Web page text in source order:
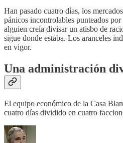
Han pasado cuatro días, los
pánicos incontrolables punteados
alguien creía divisar un atisbo de
sigue donde estaba. Los aranceles
en vigor.
Una administración
El equipo económico de la Casa
cuatro días dividido en cuatro